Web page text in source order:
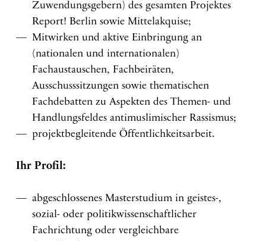
Zuwendungsgebern) des gesamten Projektes
Report! Berlin sowie Mittelakquise;
Mitwirken und aktive Einbringung an
(nationalen und internationalen)
Fachaustauschen, Fachbeiräten,
Ausschusssitzungen sowie thematischen
Fachdebatten zu Aspekten des Themen- und
Handlungsfeldes antimuslimischer Rassismus;
projektbegleitende Öffentlichkeitsarbeit.
Ihr Profil:
abgeschlossenes Masterstudium in geistes-,
sozial- oder politikwissenschaftlicher
Fachrichtung oder vergleichbare